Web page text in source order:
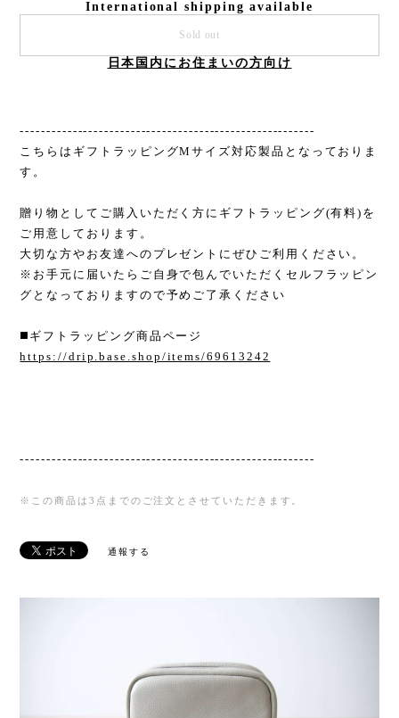
International shipping available
Sold out
日本国内にお住まいの方向け
--------------------------------------------------------
こちらはギフトラッピングMサイズ対応製品となっておりま
す。
贈り物としてご購入いただく方にギフトラッピング(有料)を
ご用意しております。
大切な方やお友達へのプレゼントにぜひご利用ください。
※お手元に届いたらご自身で包んでいただくセルフラッピン
グとなっておりますので予めご了承ください
◼️ギフトラッピング商品ページ
https://drip.base.shop/items/69613242
--------------------------------------------------------
※この商品は3点までのご注文とさせていただきます。
通報する